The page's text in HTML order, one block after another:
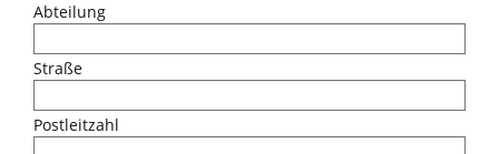
Abteilung
Straße
Postleitzahl